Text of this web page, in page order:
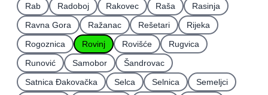
Rab
Radoboj Rakovec Raša
Rasinja
Ravna Gora
Ražanac Rešetari
Rijeka
Rogoznica
Rovinj Rovišće
Rugvica
Runović
Samobor
Šandrovac
Satnica Ðakovačka
Selca Selnica
Semeljci